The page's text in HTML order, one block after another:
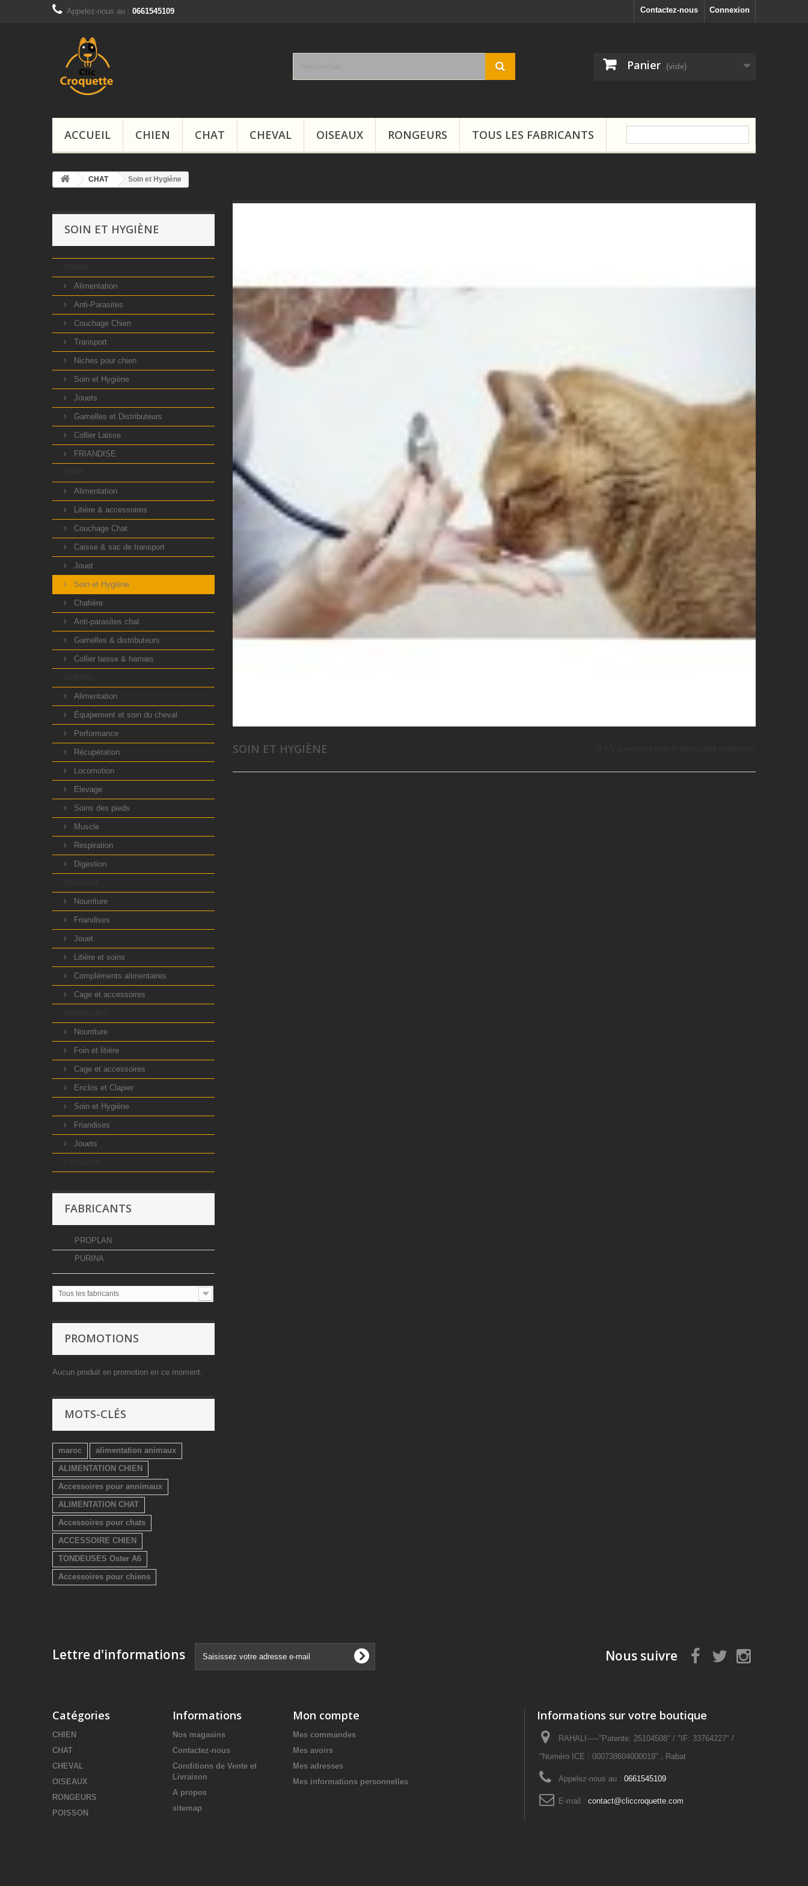
Connexion
Contactez-nous
Appelez-nous au : 0661545109
Panier (vide)
ACCUEIL CHIEN CHAT CHEVAL OISEAUX RONGEURS TOUS LES FABRICANTS
CHAT Soin et Hygiène
SOIN ET HYGIÈNE
Alimentation
Anti-Parasites
Couchage Chien
Transport
Niches pour chien
Soin et Hygiène
Jouets
Gamelles et Distributeurs
Collier Laisse
FRIANDISE
Alimentation
Litière & accessoires
Couchage Chat
Caisse & sac de transport
Jouet
Soin et Hygiène
Chatière
Anti-parasites chat
Gamelles & distributeurs
Collier laisse & harnais
Alimentation
Équipement et soin du cheval
Performance
Récupération
Locomotion
Elevage
Soins des pieds
Muscle
Respiration
Digestion
Nourriture
Friandises
Jouet
Litière et soins
Compléments alimentaires
Cage et accessoires
Nourriture
Foin et litière
Cage et accessoires
Enclos et Clapier
Soin et Hygiène
Friandises
Jouets
FABRICANTS
PROPLAN
PURINA
Tous les fabricants
PROMOTIONS
Aucun produit en promotion en ce moment.
MOTS-CLÉS
maroc
alimentation animaux
ALIMENTATION CHIEN
Accessoires pour annimaux
ALIMENTATION CHAT
Accessoires pour chats
ACCESSOIRE CHIEN
TONDEUSES Oster A6
Accessoires pour chiens
SOIN ET HYGIÈNE
Lettre d'informations Nous suivre
Catégories
CHIEN
CHAT
CHEVAL
OISEAUX
RONGEURS
POISSON
Informations
Nos magasins
Contactez-nous
Conditions de Vente et
Livraison
A propos
sitemap
Mon compte
Mes commandes
Mes avoirs
Mes adresses
Mes informations personnelles
Informations sur votre boutique
RAHALI-----"Patente: 25104508" / "IF: 33764227" /
"Numéro ICE : 000738604000019" , Rabat
Appelez-nous au : 0661545109
E-mail : contact@cliccroquette.com